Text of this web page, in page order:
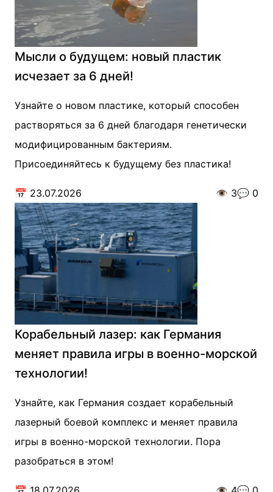
Мысли о будущем: новый пластик
исчезает за 6 дней!
Узнайте о новом пластике, который способен
растворяться за 6 дней благодаря генетически
модифицированным бактериям.
Присоединяйтесь к будущему без пластика!
📅 23.07.2026 👁️ 3💬 0
Корабельный лазер: как Германия
меняет правила игры в военно-морской
технологии!
Узнайте, как Германия создает корабельный
лазерный боевой комплекс и меняет правила
игры в военно-морской технологии. Пора
разобраться в этом!